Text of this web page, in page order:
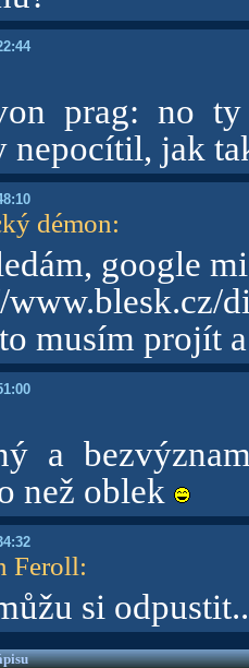
prag: no ty
nepocítil, jak
démon:
google
musím projít
a
než oblek
Feroll:
si